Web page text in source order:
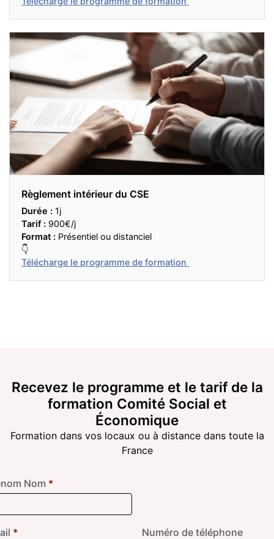
Règlement intérieur du CSE
Durée : 1j
Tarif : 900€/j
Format : Présentiel ou distanciel
👇
Télécharge le programme de formation
Recevez le programme et le tarif de la
formation Comité Social et
Économique
Formation dans vos locaux ou à distance dans toute la
France
Nom *
* Numéro de téléphone